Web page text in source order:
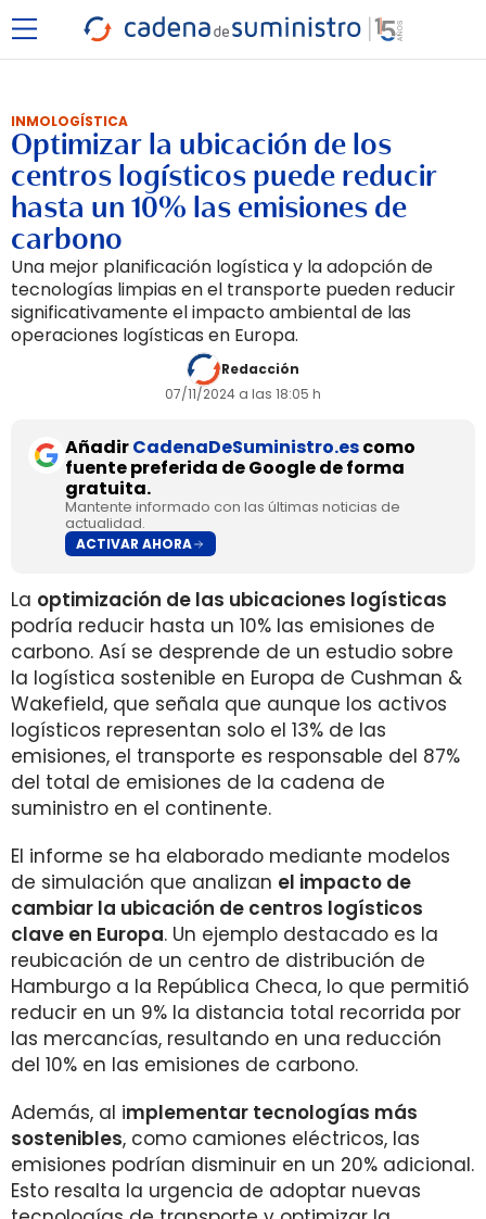
INMOLOGÍSTICA
Optimizar la ubicación de los
centros logísticos puede reducir
hasta un 10% las emisiones de
carbono
Una mejor planificación logística y la adopción de
tecnologías limpias en el transporte pueden reducir
significativamente el impacto ambiental de las
operaciones logísticas en Europa.
Redacción
07/11/2024 a las 18:05 h
AñadirCadenaDeSuministro.escomo
fuente preferida de Google de forma
gratuita.
Mantente informado con las últimas noticias de
actualidad.
ACTIVAR AHORA
La optimización de las ubicaciones logísticas
podría reducir hasta un 10% las emisiones de
carbono. Así se desprende de un estudio sobre
la logística sostenible en Europa de Cushman &
Wakefield, que señala que aunque los activos
logísticos representan solo el 13% de las
emisiones, el transporte es responsable del 87%
del total de emisiones de la cadena de
suministro en el continente.
El informe se ha elaborado mediante modelos
de simulación que analizan el impacto de
cambiar la ubicación de centros logísticos
clave en Europa. Un ejemplo destacado es la
reubicación de un centro de distribución de
Hamburgo a la República Checa, lo que permitió
reducir en un 9% la distancia total recorrida por
las mercancías, resultando en una reducción
del 10% en las emisiones de carbono.
Además, al implementar tecnologías más
sostenibles, como camiones eléctricos, las
emisiones podrían disminuir en un 20% adicional.
Esto resalta la urgencia de adoptar nuevas